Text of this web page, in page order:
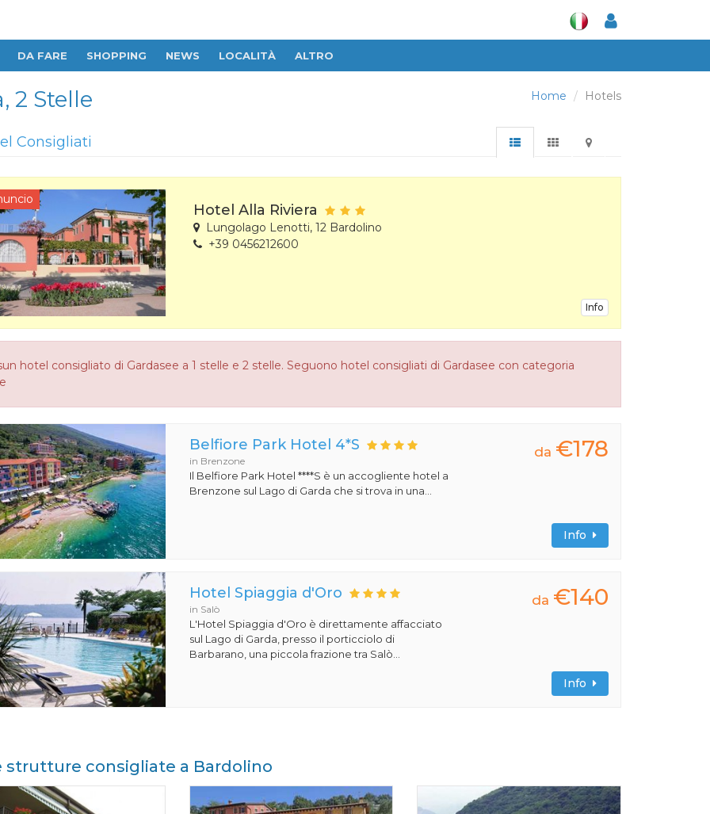
DA FARE SHOPPING NEWS LOCALITÀ ALTRO
Home Hotels
2 Stelle
Consigliati
Hotel Alla Riviera
Lungolago Lenotti, 12 Bardolino
+39 0456212600
Info
hotel consigliato di Gardasee a 1 stelle e 2 stelle. Seguono hotel consigliati di Gardasee con categoria
Belfiore Park Hotel 4*S
in Brenzone
Il Belfiore Park Hotel ****S è un accogliente hotel a
Brenzone sul Lago di Garda che si trova in una...
da €178
Info
Hotel Spiaggia d'Oro
in Salò
L'Hotel Spiaggia d'Oro è direttamente affacciato
sul Lago di Garda, presso il porticciolo di
Barbarano, una piccola frazione tra Salò...
da €140
Info
strutture consigliate a Bardolino